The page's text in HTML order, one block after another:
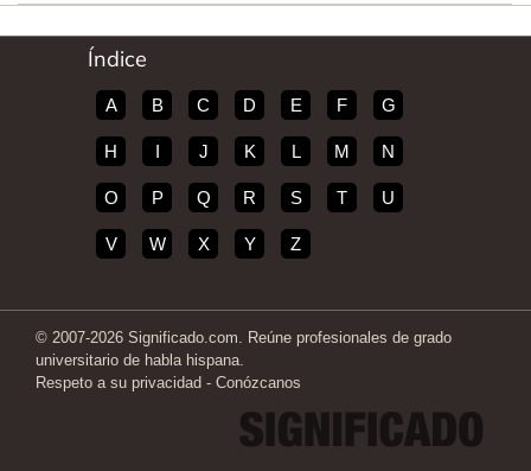
Índice
A B C D E F G
H I J K L M N
O P Q R S T U
V W X Y Z
© 2007-2026 Significado.com. Reúne profesionales de grado
universitario de habla hispana.
Respeto a su privacidad - Conózcanos